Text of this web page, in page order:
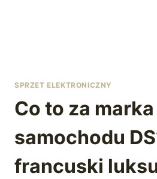
SPRZET ELEKTRONICZNY
Co to za marka
samochodu
francuski